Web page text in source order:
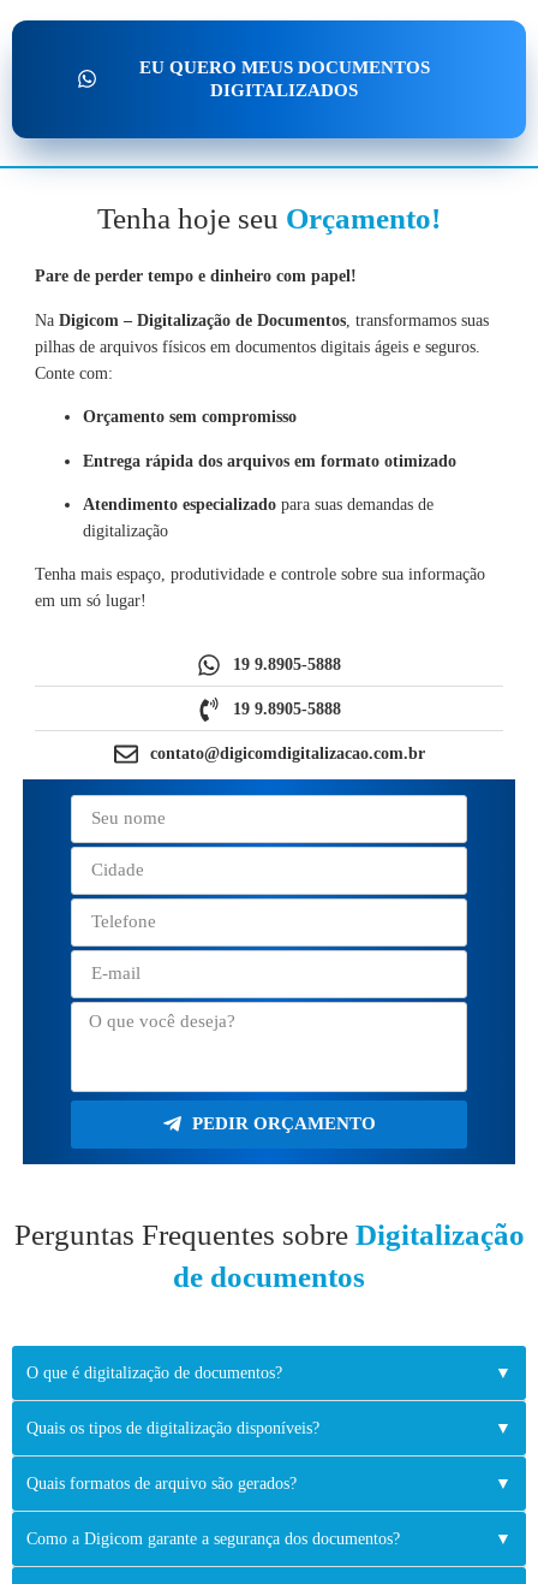
EU QUERO MEUS DOCUMENTOS
DIGITALIZADOS
Tenha hoje seu Orçamento!
Pare de perder tempo e dinheiro com papel!
Na Digicom – Digitalização de Documentos, transformamos suas
pilhas de arquivos físicos em documentos digitais ágeis e seguros.
Conte com:
Orçamento sem compromisso
Entrega rápida dos arquivos em formato otimizado
Atendimento especializadopara suas demandas de
digitalização
Tenha mais espaço, produtividade e controle sobre sua informação
em um só lugar!
19 9.8905-5888
19 9.8905-5888
contato@digicomdigitalizacao.com.br
PEDIR ORÇAMENTO
Perguntas Frequentes sobre Digitalização
de documentos
O que é digitalização de documentos? ▼
Quais os tipos de digitalização disponíveis? ▼
Quais formatos de arquivo são gerados? ▼
Como a Digicom garante a segurança dos documentos? ▼